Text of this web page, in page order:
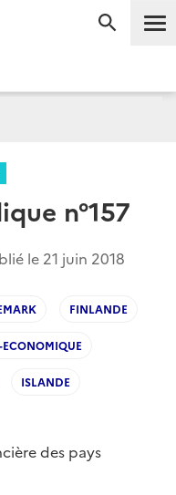
n°157
le 21 juin 2018
FINLANDE
ECONOMIQUE
ISLANDE
des pays